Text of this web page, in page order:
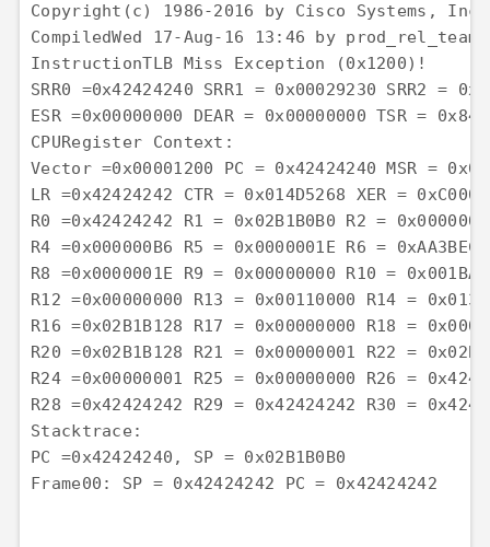
Copyright(c) 1986-2016 by Cisco Systems, Inc.
CompiledWed 17-Aug-16 13:46 by prod_rel_team
InstructionTLB Miss Exception (0x1200)!
SRR0 =0x42424240 SRR1 = 0x00029230 SRR2 =
ESR =0x00000000 DEAR = 0x00000000 TSR =
CPURegister Context:
Vector =0x00001200 PC = 0x42424240 MSR =
LR =0x42424242 CTR = 0x014D5268 XER =
R0 =0x42424242 R1 = 0x02B1B0B0 R2 =
R4 =0x000000B6 R5 = 0x0000001E R6 =
R8 =0x0000001E R9 = 0x00000000 R10 =
R12 =0x00000000 R13 = 0x00110000 R14 =
R16 =0x02B1B128 R17 = 0x00000000 R18 =
R20 =0x02B1B128 R21 = 0x00000001 R22 =
R24 =0x00000001 R25 = 0x00000000 R26 =
Stacktrace:
PC =0x42424240, SP = 0x02B1B0B0